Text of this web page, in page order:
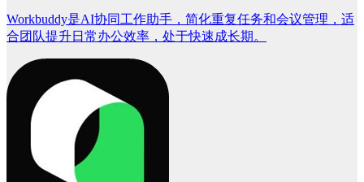
Workbuddy是AI协同工作助手，简化重复任务和会议管理，适
合团队提升日常办公效率，处于快速成长期。